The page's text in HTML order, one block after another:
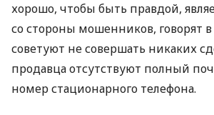
хорошо, чтобы быть правдой,
со стороны мошенников, говорят в
советуют не совершать никаких
продавца отсутствуют полный
номер стационарного телефона.